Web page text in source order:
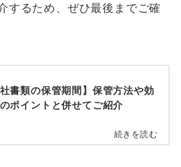
するため、ぜひ最後までご確
社書類の保管期間】保管方法や効
ポイントと併せてご紹介
続きを読む